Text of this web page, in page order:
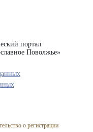
портал
Поволжье»
о регистрации